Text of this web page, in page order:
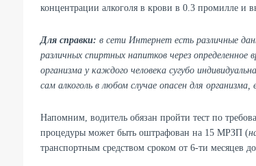
концентрации алкоголя в крови в 0.3 промилле и
Для справки: в сети Интернет есть различные
различных спиртных напитков через
организма у каждого человека сугубо
сам алкоголь в любом случае опасен для организма,
Напомним, водитель обязан пройти тест по
процедуры может быть оштрафован на 15 МРЗП (
транспортным средством сроком от 6-ти месяцев